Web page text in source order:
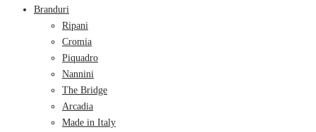
Branduri
Ripani
Cromia
Piquadro
Nannini
The Bridge
Arcadia
Made in Italy